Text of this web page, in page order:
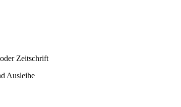
Zeitschrift
Ausleihe